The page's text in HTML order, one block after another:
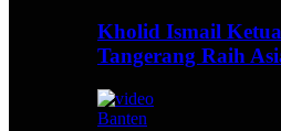
Kholid Ismail
Tangerang Raih
Banten